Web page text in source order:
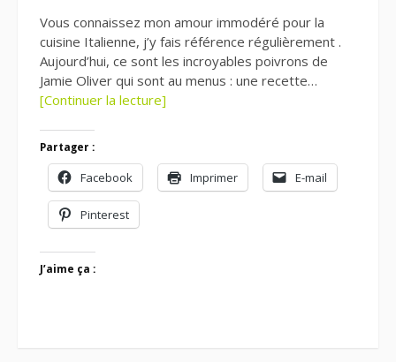
Vous connaissez mon amour immodéré pour la
cuisine Italienne, j’y fais référence régulièrement .
Aujourd’hui, ce sont les incroyables poivrons de
Jamie Oliver qui sont au menus : une recette…
[Continuer la lecture]
Partager :
Facebook Imprimer E-mail
Pinterest
J’aime ça :